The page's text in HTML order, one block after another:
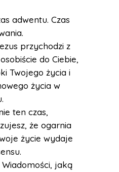
adwentu. Czas
przychodzi z
do Ciebie,
Twojego życia i
życia w
ten czas,
że ogarnia
życie wydaje
jaką